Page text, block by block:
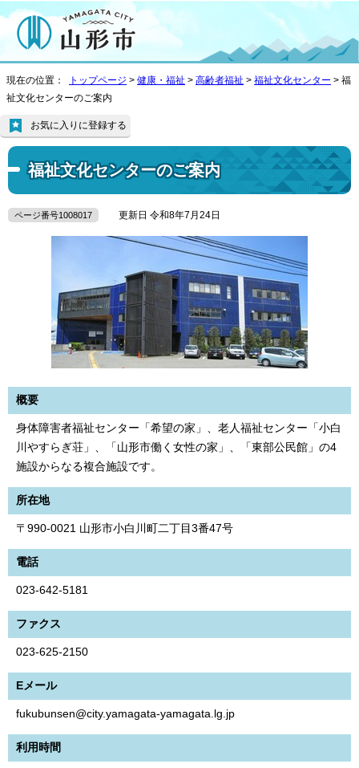
現在の位置： トップページ > 健康・福祉 > 高齢者福祉 > 福祉文化センター > 福
祉文化センターのご案内
福祉文化センターのご案内
お気に入りに登録する
ページ番号1008017 更新日 令和8年7月24日
概要
身体障害者福祉センター「希望の家」、老人福祉センター「小白
川やすらぎ荘」、「山形市働く女性の家」、「東部公民館」の4
施設からなる複合施設です。
所在地
〒990-0021 山形市小白川町二丁目3番47号
電話
023-642-5181
ファクス
023-625-2150
Eメール
fukubunsen@city.yamagata-yamagata.lg.jp
利用時間